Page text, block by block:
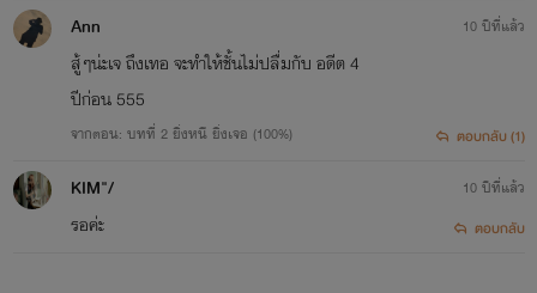
Ann
สู้ๆน่ะเจ ถึงเทอ จะทำให้ชั้นไม่ปลื่มกับ อดีต 4
ปีก่อน 555
จากตอน: บทที่ 2 ยิ่งหนี ยิ่งเจอ (100%)
10 ปีที่แล้ว
ตอบกลับ (1)
KIM"/
รอค่ะ
10 ปีที่แล้ว
ตอบกลับ